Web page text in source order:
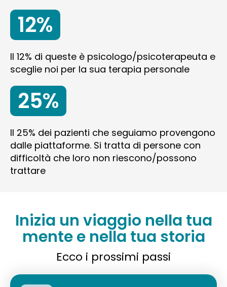
12%
Il 12% di queste è psicologo/psicoterapeuta e
sceglie noi per la sua terapia personale
25%
Il 25% dei pazienti che seguiamo provengono
dalle piattaforme. Si tratta di persone con
difficoltà che loro non riescono/possono
trattare
Inizia un viaggio nella tua
mente e nella tua storia
Ecco i prossimi passi